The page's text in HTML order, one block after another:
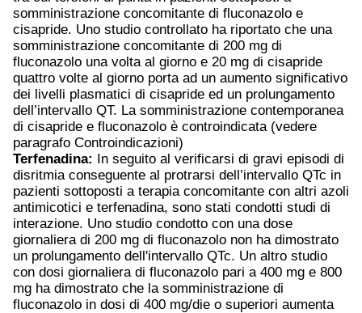
somministrazione concomitante di fluconazolo e
cisapride. Uno studio controllato ha riportato che una
somministrazione concomitante di 200 mg di
fluconazolo una volta al giorno e 20 mg di cisapride
quattro volte al giorno porta ad un aumento significativo
dei livelli plasmatici di cisapride ed un prolungamento
dell’intervallo QT. La somministrazione contemporanea
di cisapride e fluconazolo è controindicata (vedere
paragrafo Controindicazioni)
Terfenadina: In seguito al verificarsi di gravi episodi di
disritmia conseguente al protrarsi dell’intervallo QTc in
pazienti sottoposti a terapia concomitante con altri azoli
antimicotici e terfenadina, sono stati condotti studi di
interazione. Uno studio condotto con una dose
giornaliera di 200 mg di fluconazolo non ha dimostrato
un prolungamento dell'intervallo QTc. Un altro studio
con dosi giornaliera di fluconazolo pari a 400 mg e 800
mg ha dimostrato che la somministrazione di
fluconazolo in dosi di 400 mg/die o superiori aumenta